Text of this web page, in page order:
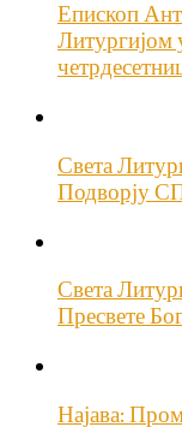
Епископ
Литургијом
Света
Подворју
Света
Пресвете
Најава: